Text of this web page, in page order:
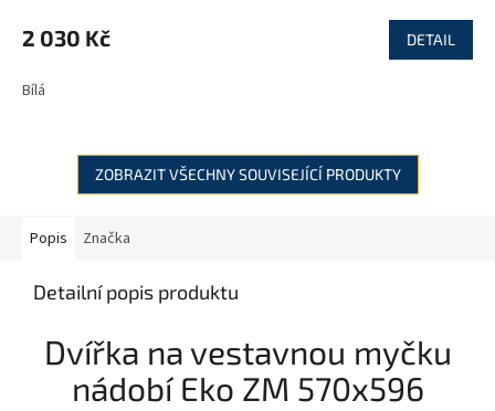
2 030 Kč DETAIL
Bílá
ZOBRAZIT VŠECHNY SOUVISEJÍCÍ PRODUKTY
Popis Značka
Detailní popis produktu
Dvířka na vestavnou myčku
nádobí Eko ZM 570x596